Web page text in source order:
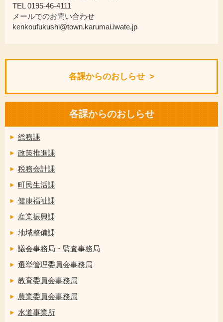
TEL 0195-46-4111
メールでのお問い合わせ
kenkoufukushi@town.karumai.iwate.jp
各課からのおしらせ
各課からのおしらせ
総務課
政策推進課
税務会計課
町民生活課
健康福祉課
産業振興課
地域整備課
議会事務局・監査事務局
選挙管理委員会事務局
教育委員会事務局
農業委員会事務局
水道事業所